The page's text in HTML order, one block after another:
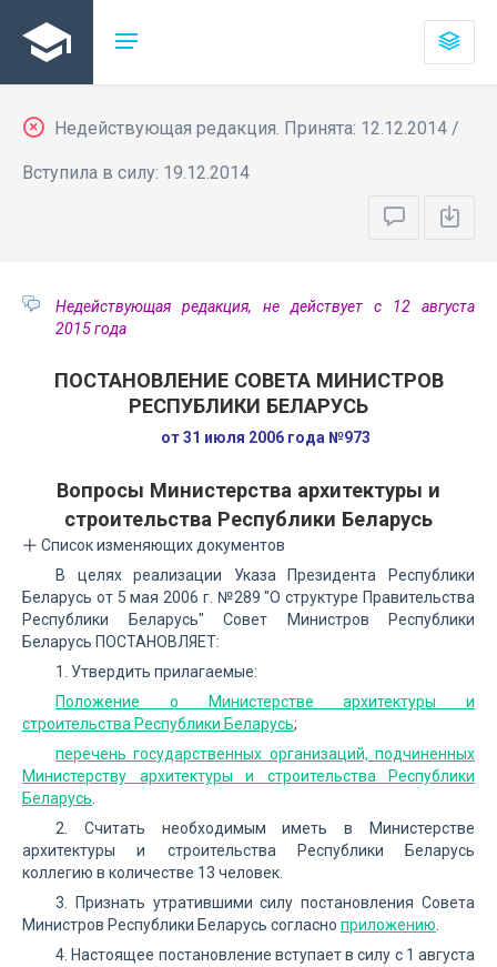
Недействующая редакция. Принята: 12.12.2014 /
Вступила в силу: 19.12.2014
Недействующая редакция, не действует с 12 августа
2015 года
ПОСТАНОВЛЕНИЕ СОВЕТА МИНИСТРОВ
РЕСПУБЛИКИ БЕЛАРУСЬ
от 31 июля 2006 года №973
Вопросы Министерства архитектуры и
строительства Республики Беларусь
Список изменяющих документов
В целях реализации Указа Президента Республики
Беларусь от 5 мая 2006 г. №289 "О структуре Правительства
Республики Беларусь" Совет Министров Республики
Беларусь ПОСТАНОВЛЯЕТ:
1. Утвердить прилагаемые:
Положение о Министерстве архитектуры и
строительства Республики Беларусь;
перечень государственных организаций, подчиненных
Министерству архитектуры и строительства Республики
Беларусь
2. Считать необходимым иметь в Министерстве
архитектуры и строительства Республики Беларусь
коллегию в количестве 13 человек.
3. Признать утратившими силу постановления Совета
Министров Республики Беларусь согласно приложению
4. Настоящее постановление вступает в силу с 1 августа